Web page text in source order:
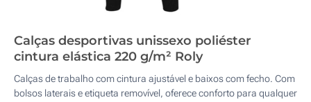
Calças desportivas unissexo poliéster
cintura elástica 220 g/m² Roly
Calças de trabalho com cintura ajustável e baixos com fecho. Com
bolsos laterais e etiqueta removível, oferece conforto para qualquer